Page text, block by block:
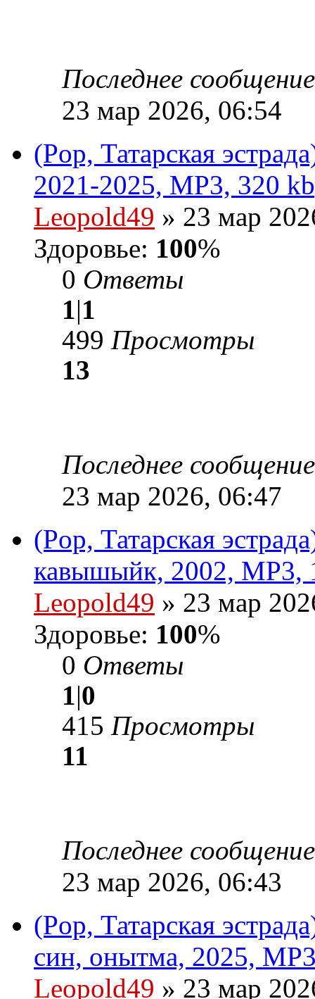
Последнее
23 мар 2026, 06:54
(Pop, Татарская
2021-2025, MP3, 320
Leopold49 » 23 мар
Здоровье: 100%
0 Ответы
1|1
499 Просмотры
13
Последнее
23 мар 2026, 06:47
(Pop, Татарская
кавышыйк, 2002, MP3,
Leopold49 » 23 мар
Здоровье: 100%
0 Ответы
1|0
415 Просмотры
11
Последнее
23 мар 2026, 06:43
(Pop, Татарская
син, онытма, 2025,
Leopold49 » 23 мар